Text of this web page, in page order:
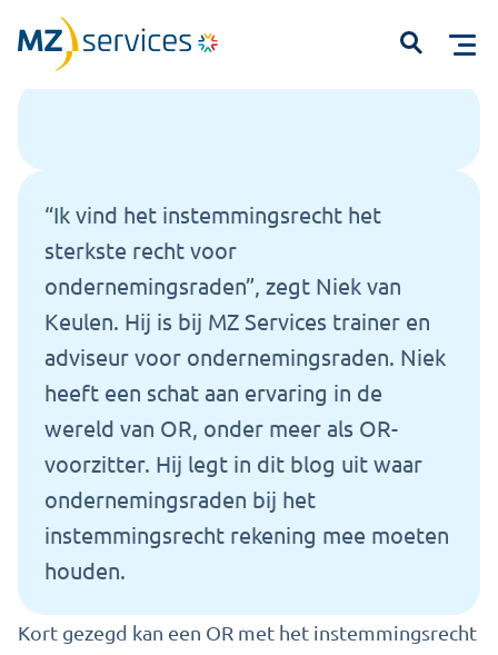
Start met typen om te zoeken...
Home Kennisbank “Met het instemmingsrecht draait een OR écht aan de knoppen”
“Ik vind het instemmingsrecht het
sterkste recht voor
ondernemingsraden”, zegt Niek van
Keulen. Hij is bij MZ Services trainer en
adviseur voor ondernemingsraden. Niek
heeft een schat aan ervaring in de
wereld van OR, onder meer als OR-
voorzitter. Hij legt in dit blog uit waar
ondernemingsraden bij het
instemmingsrecht rekening mee moeten
houden.
Kort gezegd kan een OR met het instemmingsrecht